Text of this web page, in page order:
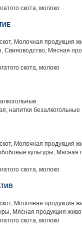
скота, молоко
Молочная продукция
Свиноводство, Мясная
скота, молоко
напитки безалкогольные
Молочная продукция
культуры, Мясная
скота, молоко
Молочная продукция
Мясная продукция
скота, молоко